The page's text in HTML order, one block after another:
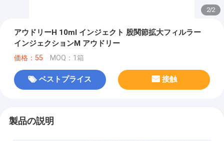
2/2
アウドリーH 10ml インジェクト 股関節拡大フィルラー
インジェクションM アウドリー
価格：55 MOQ：1箱
ベストプライス 接触
製品の説明